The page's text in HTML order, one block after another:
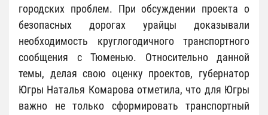
городских проблем. При обсуждении проекта о
безопасных дорогах урайцы доказывали
необходимость круглогодичного транспортного
сообщения с Тюменью. Относительно данной
темы, делая свою оценку проектов, губернатор
Югры Наталья Комарова отметила, что для Югры
важно не только сформировать транспортный